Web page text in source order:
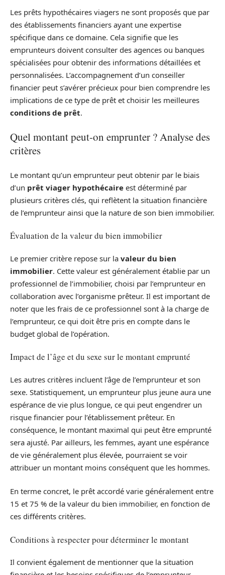
Les prêts hypothécaires viagers ne sont proposés que par
des établissements financiers ayant une expertise
spécifique dans ce domaine. Cela signifie que les
emprunteurs doivent consulter des agences ou banques
spécialisées pour obtenir des informations détaillées et
personnalisées. L’accompagnement d’un conseiller
financier peut s’avérer précieux pour bien comprendre les
implications de ce type de prêt et choisir les meilleures
conditions de prêt.
Quel montant peut-on emprunter ? Analyse des
critères
Le montant qu’un emprunteur peut obtenir par le biais
d’un prêt viager hypothécaire est déterminé par
plusieurs critères clés, qui reflètent la situation financière
de l’emprunteur ainsi que la nature de son bien immobilier.
Évaluation de la valeur du bien immobilier
Le premier critère repose sur la valeur du bien
immobilier. Cette valeur est généralement établie par un
professionnel de l’immobilier, choisi par l’emprunteur en
collaboration avec l’organisme prêteur. Il est important de
noter que les frais de ce professionnel sont à la charge de
l’emprunteur, ce qui doit être pris en compte dans le
budget global de l’opération.
Impact de l’âge et du sexe sur le montant emprunté
Les autres critères incluent l’âge de l’emprunteur et son
sexe. Statistiquement, un emprunteur plus jeune aura une
espérance de vie plus longue, ce qui peut engendrer un
risque financier pour l’établissement prêteur. En
conséquence, le montant maximal qui peut être emprunté
sera ajusté. Par ailleurs, les femmes, ayant une espérance
de vie généralement plus élevée, pourraient se voir
attribuer un montant moins conséquent que les hommes.
En terme concret, le prêt accordé varie généralement entre
15 et 75 % de la valeur du bien immobilier, en fonction de
ces différents critères.
Conditions à respecter pour déterminer le montant
Il convient également de mentionner que la situation